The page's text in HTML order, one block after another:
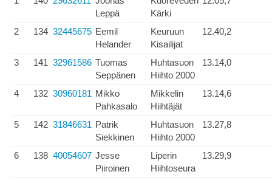
Leppä
Kärki
2 134 32445675 Eemil
Helander
Keuruun
Kisailijat
12.40,2
3 141 32961586 Tuomas
Seppänen
Huhtasuon
Hiihto 2000
13.14,0
4 132 30960181 Mikko
Pahkasalo
Mikkelin
Hiihtäjät
13.14,6
5 142 31846631 Patrik
Siekkinen
Huhtasuon
Hiihto 2000
13.27,8
6 138 40054607 Jesse
Piiroinen
Liperin
Hiihtoseura
13.29,9